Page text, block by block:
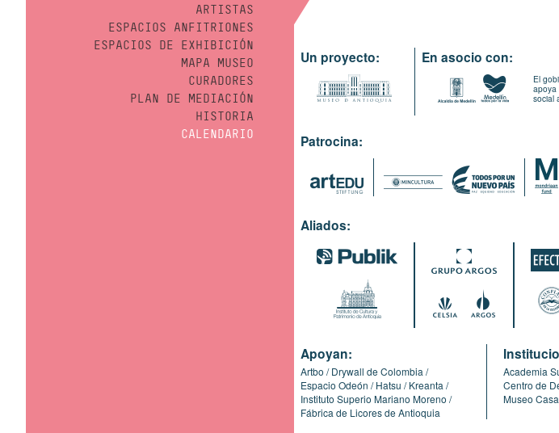
ARTISTAS
ESPACIOS ANFITRIONES
ESPACIOS DE EXHIBICIÓN
MAPA MUSEO
CURADORES
PLAN DE MEDIACIÓN
HISTORIA
CALENDARIO
Un proyecto: En asocio con:
El
apoya
social
Patrocina:
Aliados:
Apoyan:
Artbo
Drywall de Colombia
Espacio Odeón
Hatsu
Kreanta
Instituto Superio Mariano Moreno
Fábrica de Licores de Antioquia
Academia
Centro de
Museo